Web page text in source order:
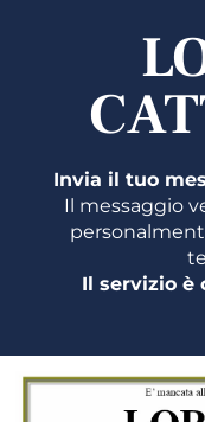
Invia il tuo
Il messaggio
Il servizio è